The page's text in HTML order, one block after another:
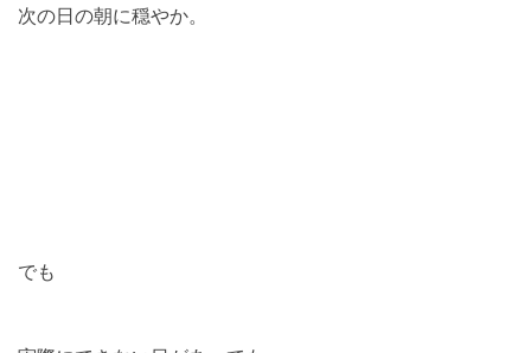
次の日の朝に穏やか。
でも